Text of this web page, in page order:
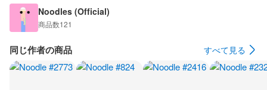
Noodles (Official)
商品数121
同じ作者の商品 すべて見る